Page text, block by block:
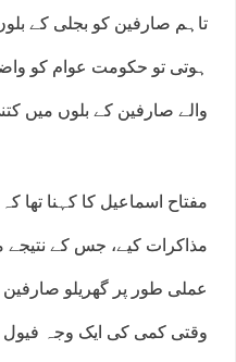
تاہم صارفین کو بجلی کے
والے صارفین کے بلوں میں
مفتاح اسماعیل کا کہنا تھا
عملی طور پر گھریلو
وقتی کمی کی ایک وجہ فیول